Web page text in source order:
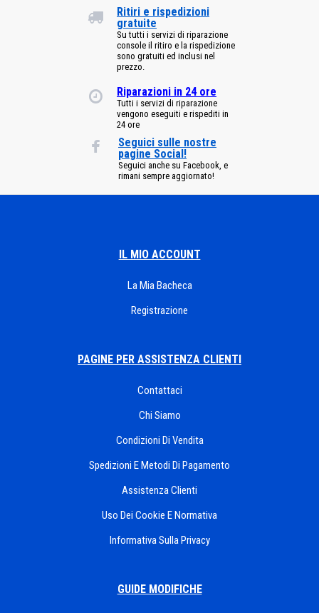
Ritiri e rispedizioni
gratuite
Su tutti i servizi di riparazione
console il ritiro e la rispedizione
sono gratuiti ed inclusi nel
prezzo.
Riparazioni in 24 ore
Tutti i servizi di riparazione
vengono eseguiti e rispediti in
24 ore
Seguici sulle nostre
pagine Social!
Seguici anche su Facebook, e
rimani sempre aggiornato!
IL MIO ACCOUNT
La Mia Bacheca
Registrazione
PAGINE PER ASSISTENZA CLIENTI
Contattaci
Chi Siamo
Condizioni Di Vendita
Spedizioni E Metodi Di Pagamento
Assistenza Clienti
Uso Dei Cookie E Normativa
Informativa Sulla Privacy
GUIDE MODIFICHE